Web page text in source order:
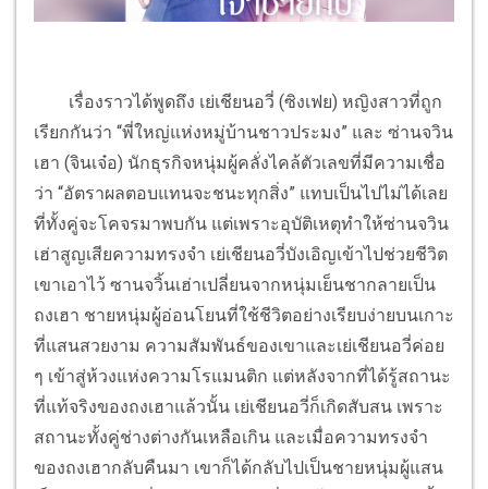
เรื่องราวได้พูดถึง เย่เชียนอวี่ (ซิงเฟย) หญิงสาวที่ถูก
เรียกกันว่า “พี่ใหญ่แห่งหมู่บ้านชาวประมง” และ ซ่านจวิน
เฮา (จินเจ๋อ) นักธุรกิจหนุ่มผู้คลั่งไคล้ตัวเลขที่มีความเชื่อ
ว่า “อัตราผลตอบแทนจะชนะทุกสิ่ง” แทบเป็นไปไม่ได้เลย
ที่ทั้งคู่จะโคจรมาพบกัน แต่เพราะอุบัติเหตุทำให้ซ่านจวิน
เฮ่าสูญเสียความทรงจำ เย่เชียนอวี่บังเอิญเข้าไปช่วยชีวิต
เขาเอาไว้ ซานจวิ้นเฮ่าเปลี่ยนจากหนุ่มเย็นชากลายเป็น
ถงเฮา ชายหนุ่มผู้อ่อนโยนที่ใช้ชีวิตอย่างเรียบง่ายบนเกาะ
ที่แสนสวยงาม ความสัมพันธ์ของเขาและเย่เชียนอวี่ค่อย
ๆ เข้าสู่ห้วงแห่งความโรแมนติก แต่หลังจากที่ได้รู้สถานะ
ที่แท้จริงของถงเฮาแล้วนั้น เย่เชียนอวี่ก็เกิดสับสน เพราะ
สถานะทั้งคู่ช่างต่างกันเหลือเกิน และเมื่อความทรงจำ
ของถงเฮากลับคืนมา เขาก็ได้กลับไปเป็นชายหนุ่มผู้แสน